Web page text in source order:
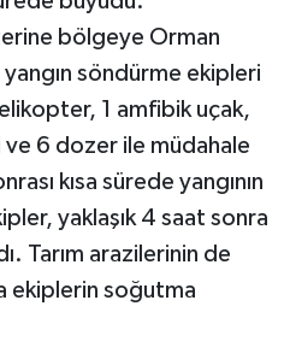
bölgeye Orman
söndürme ekipleri
1 amfibik uçak,
6 dozer ile müdahale
kısa sürede yangının
yaklaşık 4 saat sonra
Tarım arazilerinin de
ekiplerin soğutma